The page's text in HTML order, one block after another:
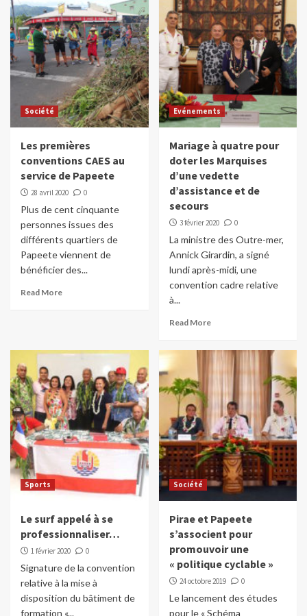
Société
Les premières
conventions CAES au
service de Papeete
28 avril 2020 0
Plus de cent cinquante
personnes issues des
différents quartiers de
Papeete viennent de
bénéficier des...
Read More
Evénements
Mariage à quatre pour
doter les Marquises
d’une vedette
d’assistance et de
secours
3 février 2020 0
La ministre des Outre-mer,
Annick Girardin, a signé
lundi après-midi, une
convention cadre relative
à...
Read More
Sports
Le surf appelé à se
professionnaliser…
1 février 2020 0
Signature de la convention
relative à la mise à
disposition du bâtiment de
formation «...
Société
Pirae et Papeete
s’associent pour
promouvoir une
« politique cyclable »
24 octobre 2019 0
Le lancement des études
pour le « Schéma